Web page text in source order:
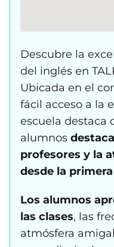
Descubre la
del inglés en
Ubicada en el
fácil acceso a la
escuela destaca
alumnos
profesores y la
desde la
Los alumnos
las clases, las
atmósfera